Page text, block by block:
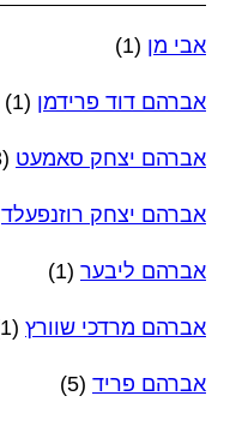
אבי מן (1)
אברהם דוד פרידמן (1)
אברהם יצחק סאמעט (3)
אברהם יצחק רוזנפעלד
אברהם ליבער (1)
אברהם מרדכי שוורץ (1)
אברהם פריד (5)